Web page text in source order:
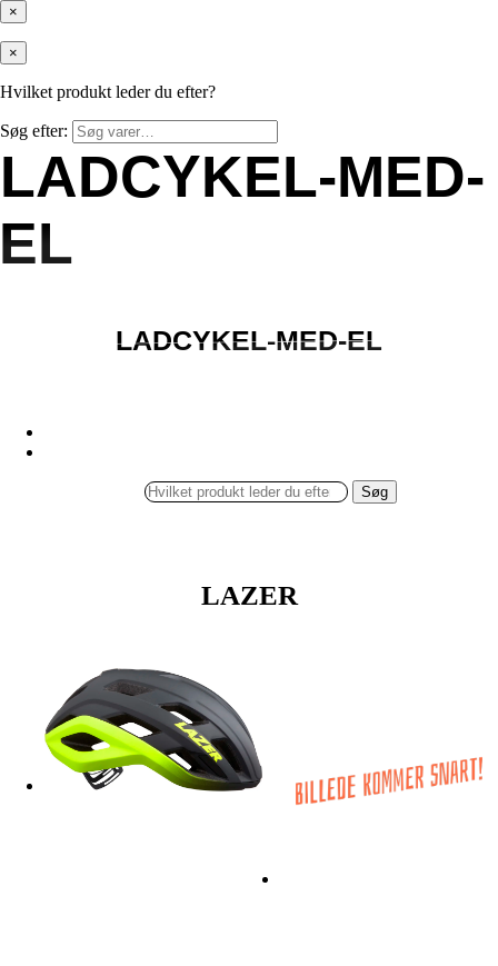
×
×
Hvilket produkt leder du efter?
Søg efter:
LADCYKEL-MED-
EL
MED-
LADCYKEL-MED-EL
LADCYKEL-MED-EL
Søg
LAZER